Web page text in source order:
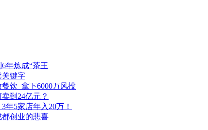
年炼成“茶王
关键字
饮_拿下6000万风投
到24亿元？
年5家店年入20万！
创业的悲喜